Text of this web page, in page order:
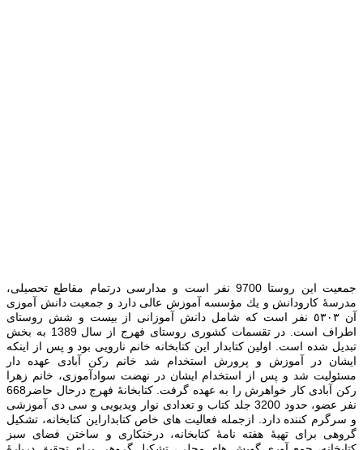
جمعیت اين روستا 9700 نفر است و مدارسی درتمام مقاطع تحصیلی،
مدرسۀ كارودانش و یك مؤسسه آموزش عالی دارد و جمعیت دانش آموزی
آن ٥٣٠٣ نفر است كه شامل دانش آموزانی از بیست و شش روستای
اطراف است. در تقسمات کشوری روستای فهرج از سال 1389 به بخش
تبدیل شده است. اولین کتابدار این کتابخانه خانم نارویی بود و پس از اینکه
ایشان در آموزش و پرورش استخدام شد خانم رکن آبادی عهده دار
مسئولیت شد و پس از استخدام ایشان در نهضت سوادآموزی، خانم زهرا
رکن آبادی کار خواهرش را به عهده گرفت. كتابخانۀ فهرج درحال حاضر668
نفر عضو، حدود 3200 جلد كتاب و تعدادی نوار ویدیویی و سی دی آموزشی
و سرگرم كننده دارد. ازجمله فعاليت های خاص كتابداراین كتابخانه، تشكیل
گروهی برای تهیۀ هفته نامۀ كتابخانه،‌ درختكاری و ساختن فضای سبز